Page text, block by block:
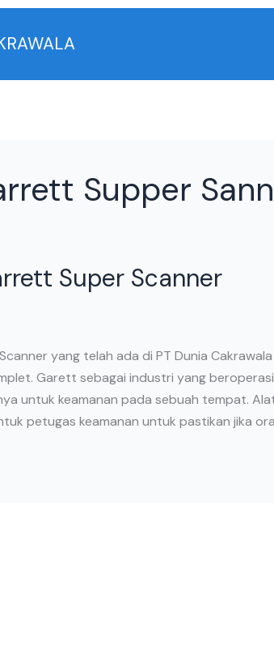
Supper
Super Scanner
yang telah ada di PT Dunia
Garett sebagai industri yang
untuk keamanan pada sebuah tempat.
petugas keamanan untuk pastikan jika